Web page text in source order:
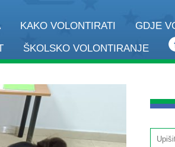
KAKO VOLONTIRATI
GDJE
ŠKOLSKO VOLONTIRANJE